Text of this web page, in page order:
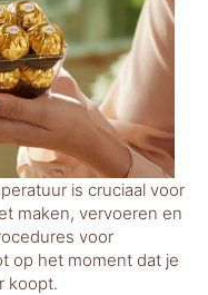
is cruciaal voor
maken, vervoeren en
voor
op het moment dat je
koopt.